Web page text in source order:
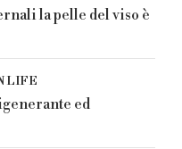
la pelle del viso è
LIFE
ed